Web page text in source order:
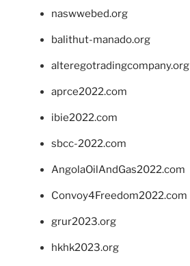
naswwebed.org
balithut-manado.org
alteregotradingcompany.org
aprce2022.com
ibie2022.com
sbcc-2022.com
AngolaOilAndGas2022.com
Convoy4Freedom2022.com
grur2023.org
hkhk2023.org